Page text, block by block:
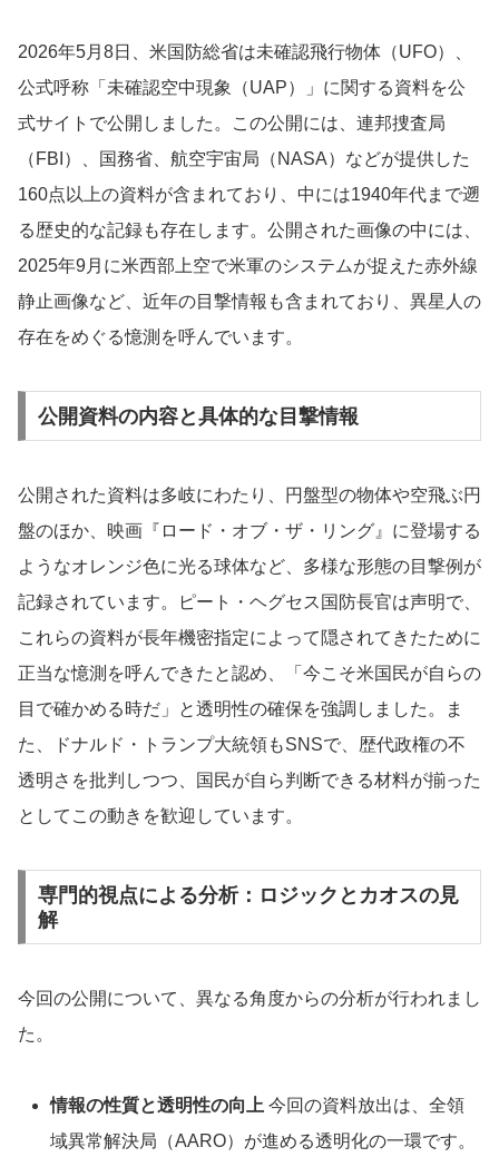
2026年5月8日、米国防総省は未確認飛行物体（UFO）、
公式呼称「未確認空中現象（UAP）」に関する資料を公
式サイトで公開しました。この公開には、連邦捜査局
（FBI）、国務省、航空宇宙局（NASA）などが提供した
160点以上の資料が含まれており、中には1940年代まで遡
る歴史的な記録も存在します。公開された画像の中には、
2025年9月に米西部上空で米軍のシステムが捉えた赤外線
静止画像など、近年の目撃情報も含まれており、異星人の
存在をめぐる憶測を呼んでいます。
公開資料の内容と具体的な目撃情報
公開された資料は多岐にわたり、円盤型の物体や空飛ぶ円
盤のほか、映画『ロード・オブ・ザ・リング』に登場する
ようなオレンジ色に光る球体など、多様な形態の目撃例が
記録されています。ピート・ヘグセス国防長官は声明で、
これらの資料が長年機密指定によって隠されてきたために
正当な憶測を呼んできたと認め、「今こそ米国民が自らの
目で確かめる時だ」と透明性の確保を強調しました。ま
た、ドナルド・トランプ大統領もSNSで、歴代政権の不
透明さを批判しつつ、国民が自ら判断できる材料が揃った
としてこの動きを歓迎しています。
専門的視点による分析：ロジックとカオスの見
解
今回の公開について、異なる角度からの分析が行われまし
た。
情報の性質と透明性の向上 今回の資料放出は、全領
域異常解決局（AARO）が進める透明化の一環です。